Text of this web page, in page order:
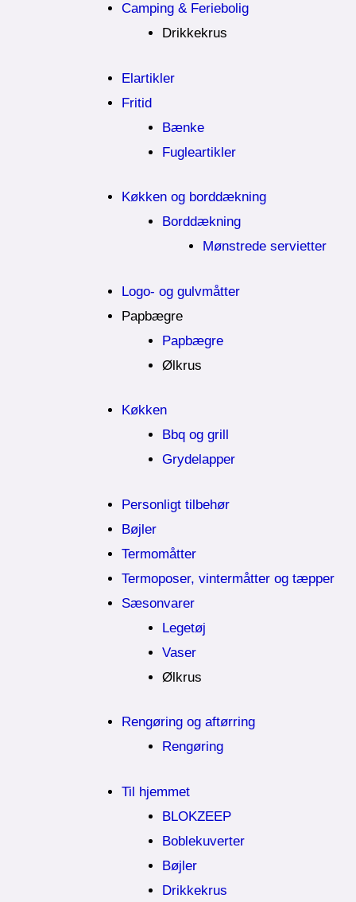
Camping & Feriebolig
Drikkekrus
Elartikler
Fritid
Bænke
Fugleartikler
Køkken og borddækning
Borddækning
Mønstrede servietter
Logo- og gulvmåtter
Papbægre
Papbægre
Ølkrus
Køkken
Bbq og grill
Grydelapper
Personligt tilbehør
Bøjler
Termomåtter
Termoposer, vintermåtter og tæpper
Sæsonvarer
Legetøj
Vaser
Ølkrus
Rengøring og aftørring
Rengøring
Til hjemmet
BLOKZEEP
Boblekuverter
Bøjler
Drikkekrus